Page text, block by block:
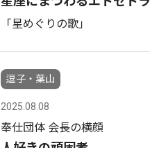
「星めぐりの歌」
逗子・葉山
2025.08.08
奉仕団体 会長の横顔